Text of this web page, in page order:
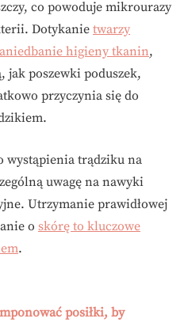
co powoduje mikrourazy
Dotykanie twarzy
higieny tkanin,
jak poszewki poduszek,
przyczynia się do
wystąpienia trądziku na
uwagę na nawyki
Utrzymanie prawidłowej
o skórę to kluczowe
.
posiłki, by